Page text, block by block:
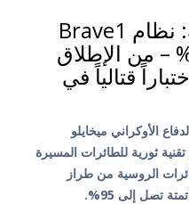
وزير الدفاع فيدوروف: نظام Brave1
بنسبة أتمتة 95% – من الإطلاق
قتالياً في
الأوكراني ميخايلو
ثورية للطائرات المسيرة
الروسية من طراز
تصل إلى 95%.